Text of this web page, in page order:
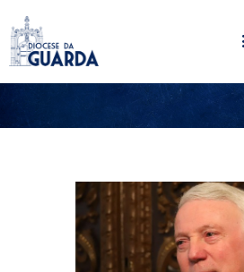
HOME
PARÓQUIAS
NOTÍCIAS
AGENDA